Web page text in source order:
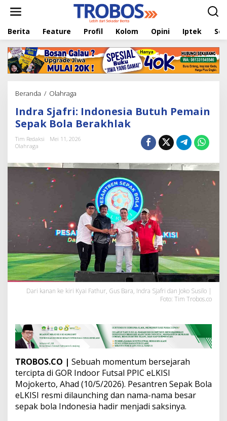
t
Berita Feature Profil Kolom Opini Iptek
Beranda / Olahraga
d
r
a
S
f
d
o
n
e
s
i
a
B
u
P
e
m
a
i
n
S
e
p
Indra Sjafri: Indonesia Butuh Pemain
Sepak Bola Berakhlak
Tim Redaksi
Mei 11, 2026
Olahraga
Dari kanan ke kiri Kyai Fathur, Gus Bara, Indra Sjafri dan Joko Susilo |
Foto: Tim Trobos.co
TROBOS.CO | Sebuah momentum bersejarah
tercipta di GOR Indoor Futsal PPIC eLKISI
Mojokerto, Ahad (10/5/2026). Pesantren Sepak Bola
eLKISI resmi dilaunching dan nama-nama besar
sepak bola Indonesia hadir menjadi saksinya.